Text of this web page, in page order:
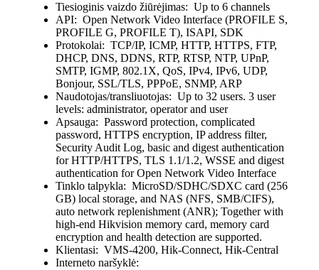
Tiesioginis vaizdo žiūrėjimas: Up to 6 channels
API: Open Network Video Interface (PROFILE S,
PROFILE G, PROFILE T), ISAPI, SDK
Protokolai: TCP/IP, ICMP, HTTP, HTTPS, FTP,
DHCP, DNS, DDNS, RTP, RTSP, NTP, UPnP,
SMTP, IGMP, 802.1X, QoS, IPv4, IPv6, UDP,
Bonjour, SSL/TLS, PPPoE, SNMP, ARP
Naudotojas/transliuotojas: Up to 32 users. 3 user
levels: administrator, operator and user
Apsauga: Password protection, complicated
password, HTTPS encryption, IP address filter,
Security Audit Log, basic and digest authentication
for HTTP/HTTPS, TLS 1.1/1.2, WSSE and digest
authentication for Open Network Video Interface
Tinklo talpykla: MicroSD/SDHC/SDXC card (256
GB) local storage, and NAS (NFS, SMB/CIFS),
auto network replenishment (ANR); Together with
high-end Hikvision memory card, memory card
encryption and health detection are supported.
Klientasi: VMS-4200, Hik-Connect, Hik-Central
Interneto naršyklė: